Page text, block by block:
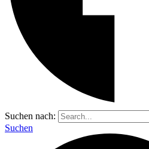
Suchen nach:
Suchen